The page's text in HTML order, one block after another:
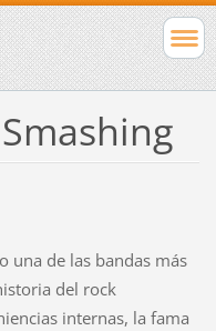
una de las bandas más
del rock
internas, la fama